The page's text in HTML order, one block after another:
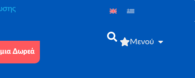
μια Δωρεά
Μενού